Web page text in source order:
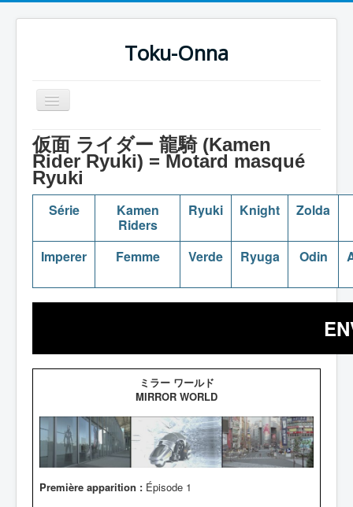
Toku-Onna
Basculer
la
Accueil
Toku-Actrices
Toku-Critiques
Séries
Films
Dessins
Lexique
仮面 ライダー 龍騎 (Kamen
Rider Ryuki) = Motard masqué
Ryuki
Série
Kamen
Riders
Ryuki Knight Zolda
Imperer Femme Verde Ryuga Odin
ミラー ワールド
MIRROR WORLD
Première apparition : Épisode 1